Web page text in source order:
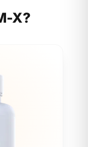
X?